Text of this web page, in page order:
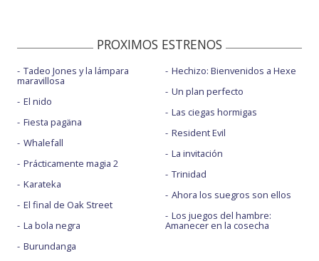
PROXIMOS ESTRENOS
Tadeo Jones y la lámpara
maravillosa
El nido
Fiesta pagäna
Whalefall
Prácticamente magia 2
Karateka
El final de Oak Street
La bola negra
Burundanga
Hechizo: Bienvenidos a Hexe
Un plan perfecto
Las ciegas hormigas
Resident Evil
La invitación
Trinidad
Ahora los suegros son ellos
Los juegos del hambre:
Amanecer en la cosecha